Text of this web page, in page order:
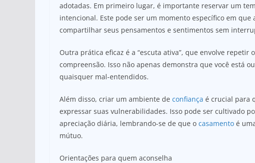
adotadas. Em primeiro lugar, é importante reservar um
intencional. Este pode ser um momento específico em
compartilhar seus pensamentos e sentimentos sem
Outra prática eficaz é a “escuta ativa”, que envolve
compreensão. Isso não apenas demonstra que você está
quaisquer mal-entendidos.
Além disso, criar um ambiente de confiança é crucial para
expressar suas vulnerabilidades. Isso pode ser cultivado
apreciação diária, lembrando-se de que o casamento é
mútuo.
Orientações para quem aconselha